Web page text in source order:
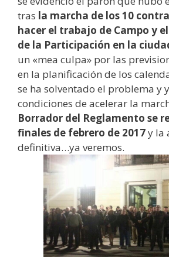
tras la marcha de los 10
hacer el trabajo de Campo y
de la Participación en la
un «mea culpa» por las
en la planificación de los
se ha solventado el problema y
condiciones de acelerar la
Borrador del Reglamento se
finales de febrero de 2017y la
definitiva…ya veremos.